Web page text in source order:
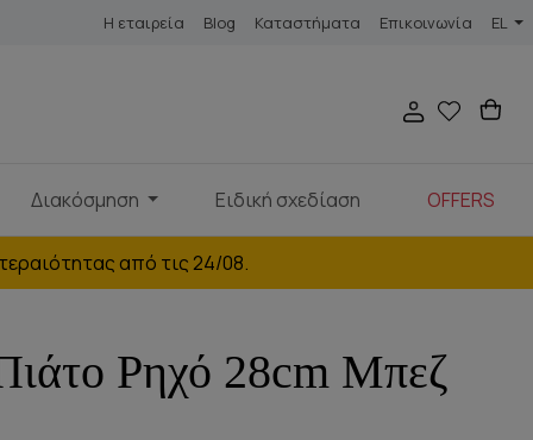
Η εταιρεία Blog Καταστήματα Επικοινωνία EL
Διακόσμηση Ειδική σχεδίαση OFFERS
από τις 24/08.
Ρηχό 28cm Μπεζ